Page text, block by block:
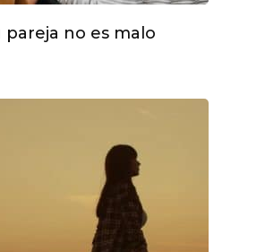
no es malo